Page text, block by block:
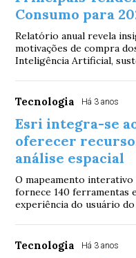
Consumo para
Relatório anual revela
motivações de compra
Inteligência Artificial,
Tecnologia Há 3 anos
Esri integra-se
oferecer
análise espacial
O mapeamento interativo
fornece 140 ferramentas
experiência do usuário
Tecnologia Há 3 anos